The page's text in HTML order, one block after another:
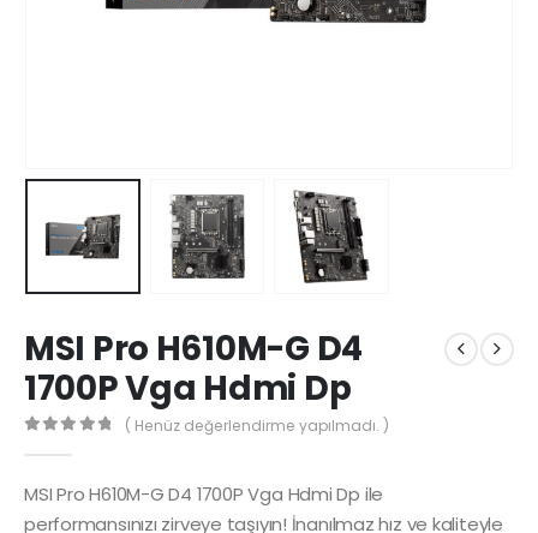
MSI Pro H610M-G D4
1700P Vga Hdmi Dp
( Henüz değerlendirme yapılmadı. )
MSI Pro H610M-G D4 1700P Vga Hdmi Dp ile
performansınızı zirveye taşıyın! İnanılmaz hız ve kaliteyle